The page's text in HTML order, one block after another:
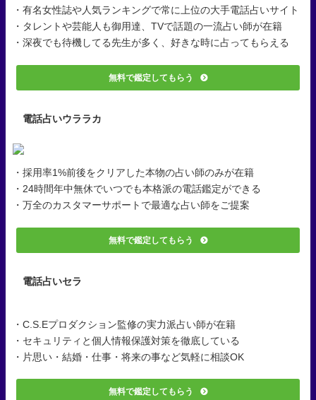
・有名女性誌や人気ランキングで常に上位の大手電話占いサイト
・タレントや芸能人も御用達、TVで話題の一流占い師が在籍
・深夜でも待機してる先生が多く、好きな時に占ってもらえる
無料で鑑定してもらう
電話占いウララカ
・採用率1%前後をクリアした本物の占い師のみが在籍
・24時間年中無休でいつでも本格派の電話鑑定ができる
・万全のカスタマーサポートで最適な占い師をご提案
無料で鑑定してもらう
電話占いセラ
・C.S.Eプロダクション監修の実力派占い師が在籍
・セキュリティと個人情報保護対策を徹底している
・片思い・結婚・仕事・将来の事など気軽に相談OK
無料で鑑定してもらう